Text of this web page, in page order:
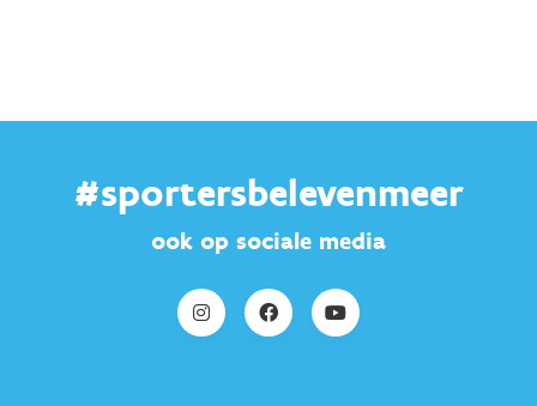
#sportersbelevenmeer
ook op sociale media